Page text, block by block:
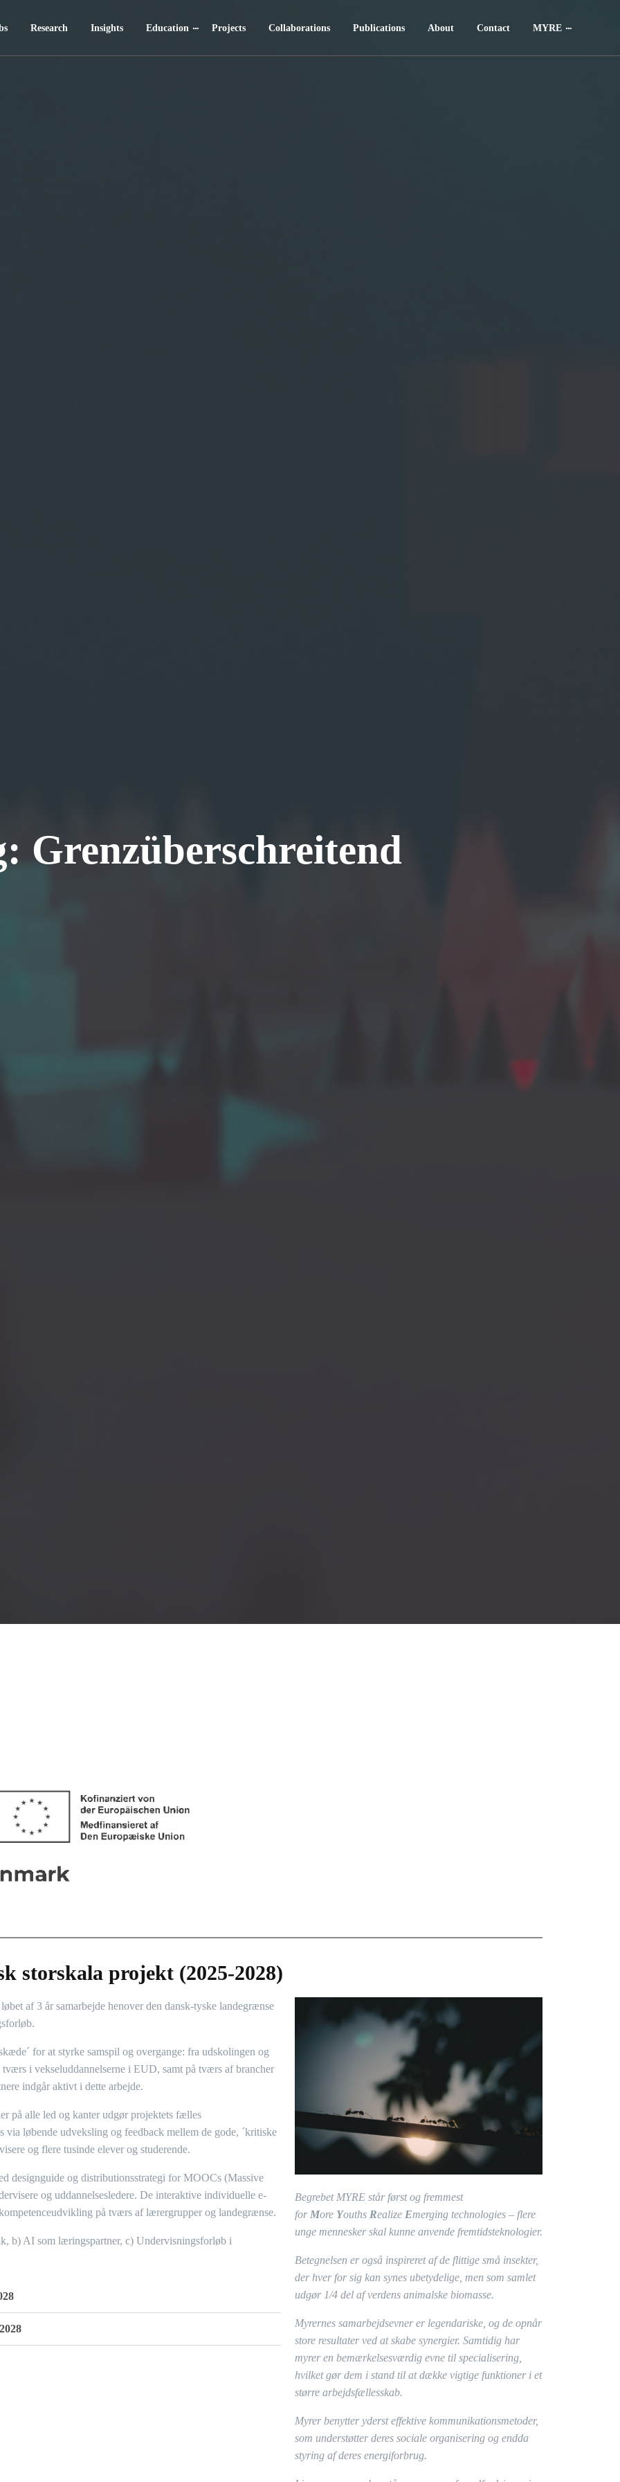
Research Insights Education Projects Collaborations Publications About Contact MYRE
Grenzüberschreitend
storskala projekt (2025-2028)
af 3 år samarbejde henover den dansk-tyske landegrænse
for at styrke samspil og overgange: fra udskolingen og
i vekseluddannelserne i EUD, samt på tværs af brancher
indgår aktivt i dette arbejde.
på alle led og kanter udgør projektets fælles
løbende udveksling og feedback mellem de gode, ´kritiske
og flere tusinde elever og studerende.
designguide og distributionsstrategi for MOOCs (Massive
og uddannelsesledere. De interaktive individuelle e-
på tværs af lærergrupper og landegrænse.
b) AI som læringspartner, c) Undervisningsforløb i
Begrebet MYRE står først og fremmest
for More Youths Realize Emerging technologies – flere
unge mennesker skal kunne anvende fremtidsteknologier.
Betegnelsen er også inspireret af de flittige små insekter,
der hver for sig kan synes ubetydelige, men som samlet
udgør 1/4 del af verdens animalske biomasse.
Myrernes samarbejdsevner er legendariske, og de opnår
store resultater ved at skabe synergier. Samtidig har
myrer en bemærkelsesværdig evne til specialisering,
hvilket gør dem i stand til at dække vigtige funktioner i et
større arbejdsfællesskab.
Myrer benytter yderst effektive kommunikationsmetoder,
som understøtter deres sociale organisering og endda
styring af deres energiforbrug.